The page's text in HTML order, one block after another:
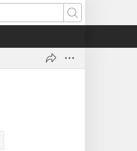
Поиск